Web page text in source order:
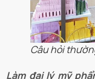
Câu hỏi
Làm đại lý mỹ